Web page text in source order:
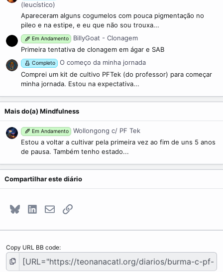
(leucístico)
Apareceram alguns cogumelos com pouca pigmentação no
pileo e na estipe, e eu que não sou trouxa...
Em Andamento
BillyGoat - Clonagem
Primeira tentativa de clonagem em ágar e SAB
Completo
O começo da minha jornada
Comprei um kit de cultivo PFTek (do professor) para começar
minha jornada. Estou na expectativa...
Mais do(a) Mindfulness
Em Andamento
Wollongong c/ PF Tek
Estou a voltar a cultivar pela primeira vez ao fim de uns 5 anos
de pausa. Também tenho estado...
Compartilhar este diário
Bluesky LinkedInE-mailLink
Copy URL BB code